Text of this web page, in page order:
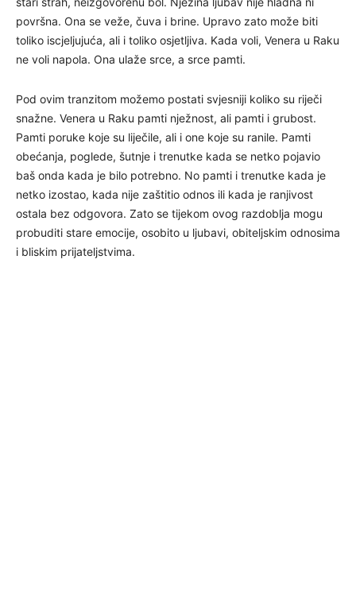
površna. Ona se veže, čuva i brine. Upravo zato može biti
toliko iscjeljujuća, ali i toliko osjetljiva. Kada voli, Venera u Raku
ne voli napola. Ona ulaže srce, a srce pamti.
Pod ovim tranzitom možemo postati svjesniji koliko su riječi
snažne. Venera u Raku pamti nježnost, ali pamti i grubost.
Pamti poruke koje su liječile, ali i one koje su ranile. Pamti
obećanja, poglede, šutnje i trenutke kada se netko pojavio
baš onda kada je bilo potrebno. No pamti i trenutke kada je
netko izostao, kada nije zaštitio odnos ili kada je ranjivost
ostala bez odgovora. Zato se tijekom ovog razdoblja mogu
probuditi stare emocije, osobito u ljubavi, obiteljskim odnosima
i bliskim prijateljstvima.